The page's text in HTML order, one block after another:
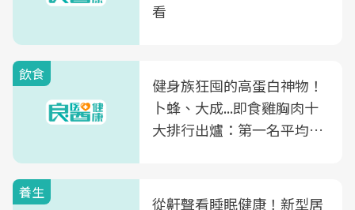
看
飲食
健身族狂囤的高蛋白神物！
卜蜂、大成...即食雞胸肉十
大排行出爐：第一名平均一
養生
從鼾聲看睡眠健康！新型居